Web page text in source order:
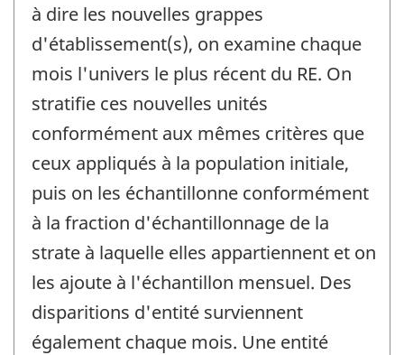
à dire les nouvelles grappes
d'établissement(s), on examine chaque
mois l'univers le plus récent du RE. On
stratifie ces nouvelles unités
conformément aux mêmes critères que
ceux appliqués à la population initiale,
puis on les échantillonne conformément
à la fraction d'échantillonnage de la
strate à laquelle elles appartiennent et on
les ajoute à l'échantillon mensuel. Des
disparitions d'entité surviennent
également chaque mois. Une entité